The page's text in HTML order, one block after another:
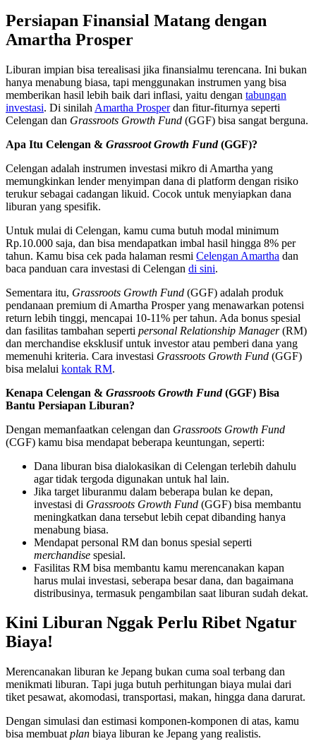
Persiapan Finansial Matang dengan
Amartha Prosper
Liburan impian bisa terealisasi jika finansialmu terencana. Ini bukan
hanya menabung biasa, tapi menggunakan instrumen yang bisa
memberikan hasil lebih baik dari inflasi, yaitu dengan tabungan
investasi. Di sinilah Amartha Prosperdan fitur-fiturnya seperti
Celengan dan Grassroots Growth Fund (GGF) bisa sangat berguna.
Apa Itu Celengan & Grassroot Growth Fund(GGF)?
Celengan adalah instrumen investasi mikro di Amartha yang
memungkinkan lender menyimpan dana di platform dengan risiko
terukur sebagai cadangan likuid. Cocok untuk menyiapkan dana
liburan yang spesifik.
Untuk mulai di Celengan, kamu cuma butuh modal minimum
Rp.10.000 saja, dan bisa mendapatkan imbal hasil hingga 8% per
tahun. Kamu bisa cek pada halaman resmi Celengan Amartha dan
baca panduan cara investasi di Celengan di sini.
Sementara itu, Grassroots Growth Fund (GGF) adalah produk
pendanaan premium di Amartha Prosper yang menawarkan potensi
return lebih tinggi, mencapai 10-11% per tahun. Ada bonus spesial
dan fasilitas tambahan seperti personal Relationship Manager(RM)
dan merchandise eksklusif untuk investor atau pemberi dana yang
memenuhi kriteria. Cara investasi Grassroots Growth Fund (GGF)
bisa melalui kontak RM.
Kenapa Celengan & Grassroots Growth Fund(GGF) Bisa
Bantu Persiapan Liburan?
Dengan memanfaatkan celengan dan Grassroots Growth Fund
(CGF) kamu bisa mendapat beberapa keuntungan, seperti:
Dana liburan bisa dialokasikan di Celengan terlebih dahulu
agar tidak tergoda digunakan untuk hal lain.
Jika target liburanmu dalam beberapa bulan ke depan,
investasi di Grassroots Growth Fund (GGF) bisa membantu
meningkatkan dana tersebut lebih cepat dibanding hanya
menabung biasa.
Mendapat personal RM dan bonus spesial seperti
merchandise spesial.
Fasilitas RM bisa membantu kamu merencanakan kapan
harus mulai investasi, seberapa besar dana, dan bagaimana
distribusinya, termasuk pengambilan saat liburan sudah dekat.
Kini Liburan Nggak Perlu Ribet Ngatur
Biaya!
Merencanakan liburan ke Jepang bukan cuma soal terbang dan
menikmati liburan. Tapi juga butuh perhitungan biaya mulai dari
tiket pesawat, akomodasi, transportasi, makan, hingga dana darurat.
Dengan simulasi dan estimasi komponen-komponen di atas, kamu
bisa membuat plan biaya liburan ke Jepang yang realistis.